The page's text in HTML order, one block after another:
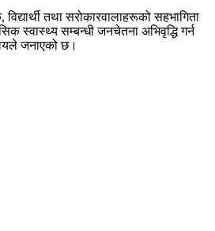
विद्यार्थी तथा सरोकारवालाहरूको सहभागिता
स्वास्थ्य सम्बन्धी जनचेतना अभिवृद्धि गर्न
जनाएको छ।